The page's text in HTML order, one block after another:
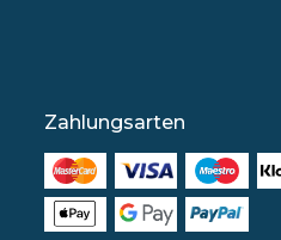
Zahlungsarten